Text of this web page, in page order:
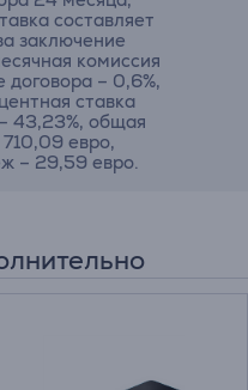
составляет
заключение
комиссия
договора – 0,6%,
ставка
43,23%, общая
евро,
– 29,59 евро.